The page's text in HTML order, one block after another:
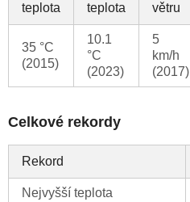
teplota teplota větru
35 °C
(2015)
10.1
°C
(2023)
5
km/h
(2017)
Celkové rekordy
Rekord
Nejvyšší teplota